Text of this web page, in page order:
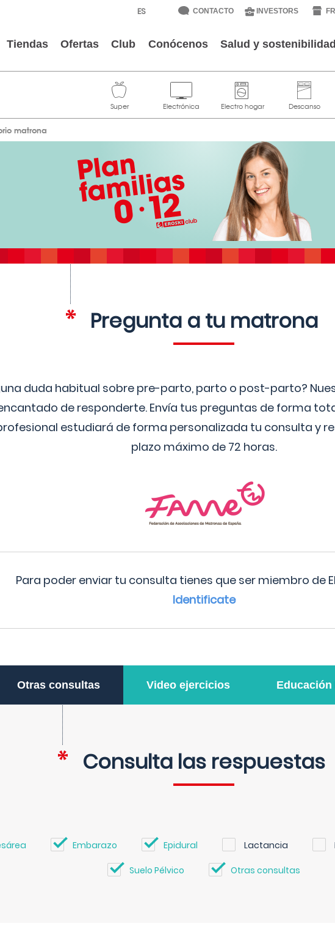
CONTACTO INVESTORS
Tiendas Ofertas Club Conócenos Salud y sostenibilidad
matrona
Pregunta a tu matrona
duda habitual sobre pre-parto, parto o post-parto?
de responderte. Envía tus preguntas de forma
estudiará de forma personalizada tu consulta y
plazo máximo de 72 horas.
Para poder enviar tu consulta tienes que ser miembro de
Identificate
Otras consultas Video ejercicios Educación
Consulta las respuestas
Embarazo Epidural Lactancia
Suelo Pélvico Otras consultas